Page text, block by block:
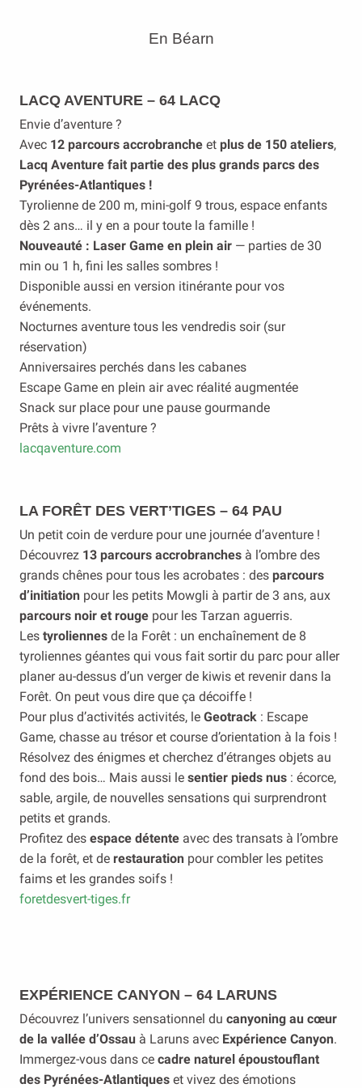
En Béarn
LACQ AVENTURE – 64 LACQ
Envie d’aventure ?
Avec 12 parcours accrobranche et plus de 150 ateliers,
Lacq Aventure fait partie des plus grands parcs des
Pyrénées-Atlantiques !
Tyrolienne de 200 m, mini-golf 9 trous, espace enfants
dès 2 ans… il y en a pour toute la famille !
Nouveauté : Laser Game en plein air — parties de 30
min ou 1 h, fini les salles sombres !
Disponible aussi en version itinérante pour vos
événements.
Nocturnes aventure tous les vendredis soir (sur
réservation)
Anniversaires perchés dans les cabanes
Escape Game en plein air avec réalité augmentée
Snack sur place pour une pause gourmande
Prêts à vivre l’aventure ?
lacqaventure.com
LA FORÊT DES VERT’TIGES – 64 PAU
Un petit coin de verdure pour une journée d’aventure !
Découvrez 13 parcours accrobranches à l’ombre des
grands chênes pour tous les acrobates : des parcours
d’initiation pour les petits Mowgli à partir de 3 ans, aux
parcours noir et rouge pour les Tarzan aguerris.
Les tyroliennes de la Forêt : un enchaînement de 8
tyroliennes géantes qui vous fait sortir du parc pour aller
planer au-dessus d’un verger de kiwis et revenir dans la
Forêt. On peut vous dire que ça décoiffe !
Pour plus d’activités activités, le Geotrack : Escape
Game, chasse au trésor et course d’orientation à la fois !
Résolvez des énigmes et cherchez d’étranges objets au
fond des bois… Mais aussi le sentier pieds nus : écorce,
sable, argile, de nouvelles sensations qui surprendront
petits et grands.
Profitez des espace détente avec des transats à l’ombre
de la forêt, et de restauration pour combler les petites
faims et les grandes soifs !
foretdesvert-tiges.fr
EXPÉRIENCE CANYON – 64 LARUNS
Découvrez l’univers sensationnel du canyoning au cœur
de la vallée d’Ossau à Laruns avec Expérience Canyon.
Immergez-vous dans ce cadre naturel époustouflant
des Pyrénées-Atlantiques et vivez des émotions